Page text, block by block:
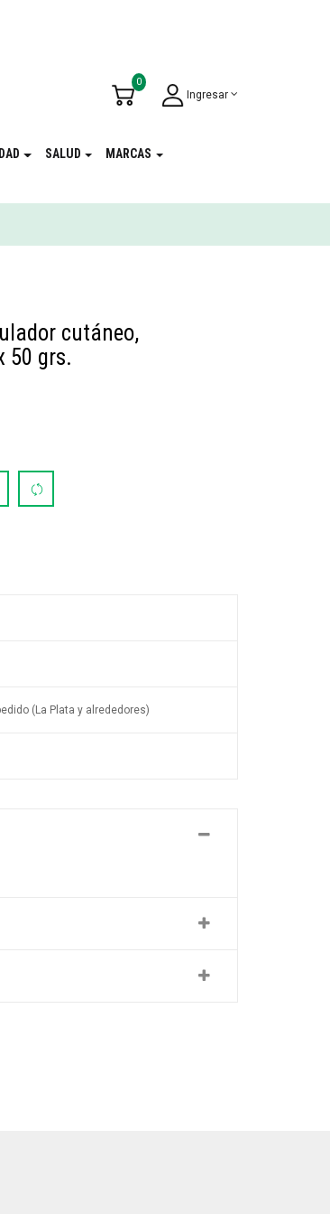
Ingresar
0
SALUD MARCAS
cutáneo,
50 grs.
(La Plata y alrededores)